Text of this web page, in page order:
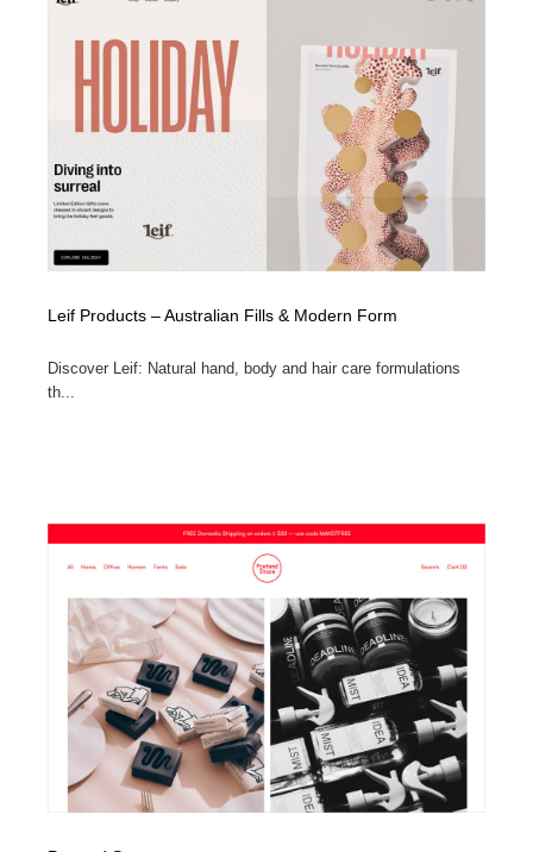
Leif Products – Australian Fills & Modern Form
Discover Leif: Natural hand, body and hair care formulations
th...